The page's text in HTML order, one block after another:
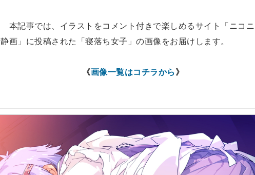
本記事では、イラストをコメント付きで楽しめるサイト「ニコニ
静画」に投稿された「寝落ち女子」の画像をお届けします。
《画像一覧はコチラから 》